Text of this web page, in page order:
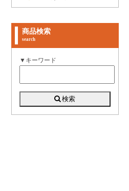
商品検索
search
▼キーワード